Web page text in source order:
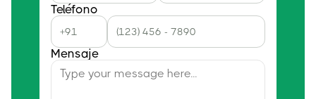
Teléfono
Mensaje